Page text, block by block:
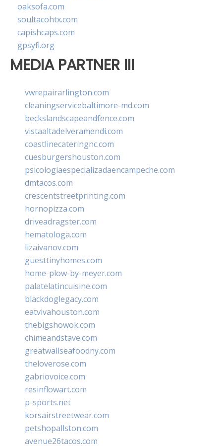
oaksofa.com
soultacohtx.com
capishcaps.com
gpsyfl.org
MEDIA PARTNER III
vwrepairarlington.com
cleaningservicebaltimore-md.com
beckslandscapeandfence.com
vistaaltadelveramendi.com
coastlinecateringnc.com
cuesburgershouston.com
psicologiaespecializadaencampeche.com
dmtacos.com
crescentstreetprinting.com
hornopizza.com
driveadragster.com
hematologa.com
lizaivanov.com
guesttinyhomes.com
home-plow-by-meyer.com
palatelatincuisine.com
blackdoglegacy.com
eatvivahouston.com
thebigshowok.com
chimeandstave.com
greatwallseafoodny.com
theloverose.com
gabriovoice.com
resinflowart.com
p-sports.net
korsairstreetwear.com
petshopallston.com
avenue26tacos.com